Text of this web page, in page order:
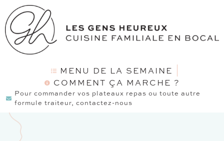
MENU DE LA SEMAINE
COMMENT ÇA MARCHE ?
Pour commander vos plateaux repas ou toute autre
formule traiteur, contactez-nous